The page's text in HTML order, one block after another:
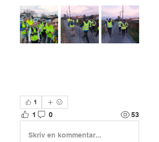
1
1 0 53
Skriv en kommentar...